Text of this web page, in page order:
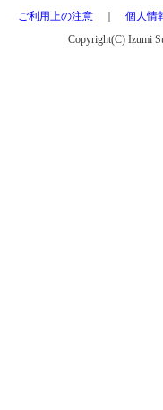
ご利用上の注意
個人情
Copyright(C) Izumi